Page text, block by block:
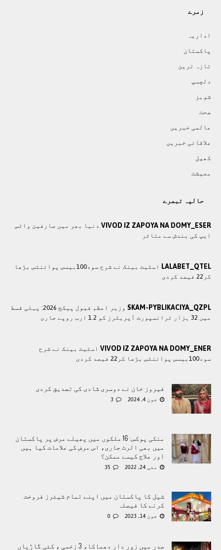
زمرے
اداريہ
پاکستان
تازہ ترين
دلچسپ
شوبز
صحت
عالمی خبريں
علاقائی خبريں
کھيل
معيشت
حالیہ تبصرے
VIVOD IZ ZAPOYA NA DOMY_ESER دنیا بھر میں صارفین واٹس
ایپ کی بندش سے متاثر
LALABET_QTEL
اسٹیٹ بینک نے شرح سود100بیسس پوائنٹس بڑھا
کر22 فیصد کردی
SKAM-PYBLIKACIYA_QZPL
وزير اعظم فیول پیکج 2026: پہلی قسط
میں 32 ہزار ٹرانسپورٹ آپریٹرز کو 1.2 ارب روپے جاری
VIVOD IZ ZAPOYA NA DOMY_ENER اسٹیٹ بینک نے شرح
سود100بیسس پوائنٹس بڑھا کر22 فیصد کردی
فیروز خان نے دوسری شادی کی تصدیق کردی
جون 4, 2024 3
منکی پوکس: 16 ملکوں میں پھیلے مرض پر پاکستان
میں بھی الرٹ جاری، اس مرض کی علامات کیا ہیں
اور علاج کیسے ممکن؟
مئی 24, 2022 35
شیل کا پاکستان میں اپنے تمام شیئرز فروخت
کرنے کا فیصلہ
جون 14, 2023 0
صدر میں زور دار دھماکا، 3 زخمی ، کئی گاڑیاں